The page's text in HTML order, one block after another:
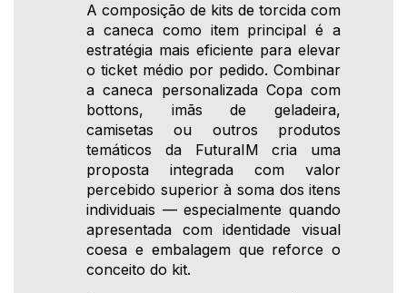
A composição de kits de torcida com
a caneca como item principal é a
estratégia mais eficiente para elevar
o ticket médio por pedido. Combinar
a caneca personalizada Copa com
bottons, imãs de geladeira,
camisetas ou outros produtos
temáticos da FuturaIM cria uma
proposta integrada com valor
percebido superior à soma dos itens
individuais — especialmente quando
apresentada com identidade visual
coesa e embalagem que reforce o
conceito do kit.